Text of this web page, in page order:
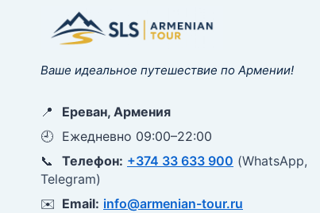
Ваше идеальное путешествие по Армении!
📍
Ереван, Армения
🕘 Ежедневно 09:00–22:00
📞
Телефон: +374 33 633 900 (WhatsApp,
Telegram)
✉️ Email: info@armenian-tour.ru